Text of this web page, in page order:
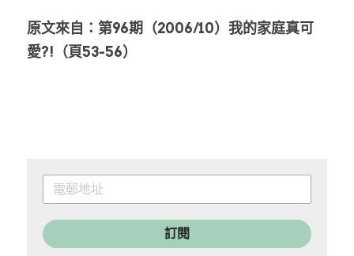
原文來自：第96期（2006/10）我的家庭真可
愛?!（頁53-56）
訂閱